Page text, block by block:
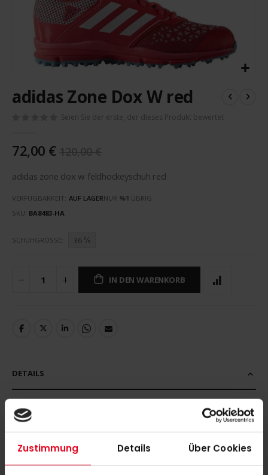
Zustimmung Details Über Cookies
Anfang
der
adidas Zone Dox W red
Seien Sie der erste, der dieses Produkt bewertet
72,00 €
adidas zone dox w feldhockeyschuh red
VERFÜGBARKEIT: AUF LAGERNUR %1 ÜBRIG
SKU BA8483-HA
SCHUHGRÖSSE 36 ⅔
IN DEN WARENKORB
DETAILS
MEHR INFORMATIONEN